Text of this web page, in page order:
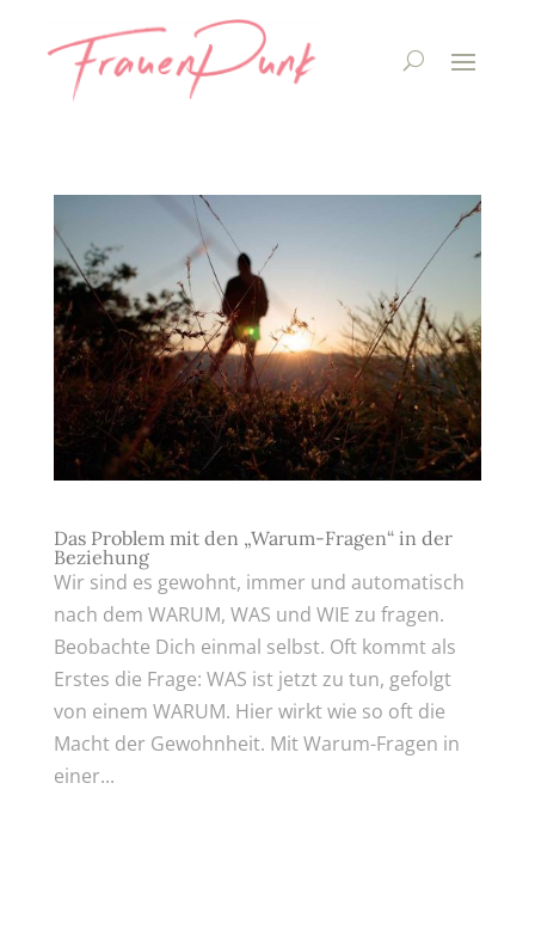
Das Problem mit den „Warum-Fragen“ in der
Beziehung
Wir sind es gewohnt, immer und automatisch
nach dem WARUM, WAS und WIE zu fragen.
Beobachte Dich einmal selbst. Oft kommt als
Erstes die Frage: WAS ist jetzt zu tun, gefolgt
von einem WARUM. Hier wirkt wie so oft die
Macht der Gewohnheit. Mit Warum-Fragen in
einer...